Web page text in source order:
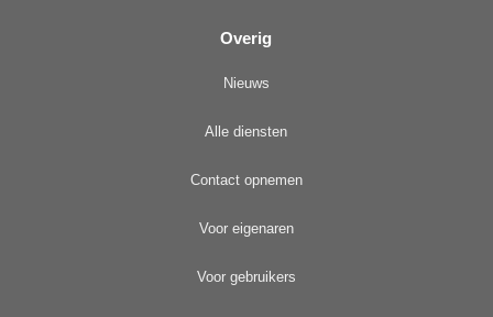
Overig
Nieuws
Alle diensten
Contact opnemen
Voor eigenaren
Voor gebruikers